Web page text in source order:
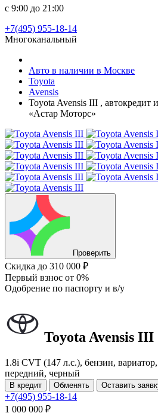
с 9:00 до 21:00
+7(495) 955-18-14
Многоканальный
Авто в наличии в Москве
Toyota
Avensis
Toyota Avensis III , автокредит
«Астар Моторс»
Проверить
Скидка до 310 000 ₽
Первый взнос от 0%
Одобрение по паспорту и в/у
Toyota Avensis III
1.8i CVT (147 л.с.), бензин,
передний, черный
В кредит Обменять Оставить
+7(495) 955-18-14
1 000 000 ₽